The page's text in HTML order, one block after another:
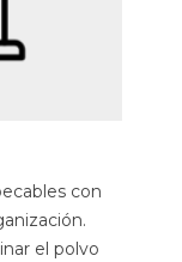
con
el polvo